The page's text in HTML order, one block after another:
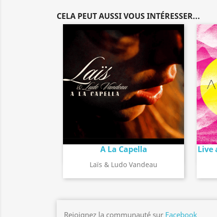
CELA PEUT AUSSI VOUS INTÉRESSER...
A La Capella
Laïs & Ludo Vandeau
Détail de l'album Live
Rejoignez la communauté sur Facebook